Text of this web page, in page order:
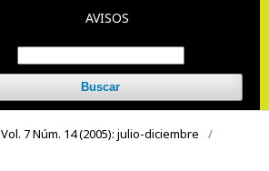
AVISOS
Buscar
Vol. 7 Núm. 14 (2005): julio-diciembre
/